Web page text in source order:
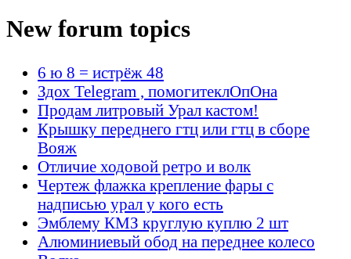
New forum topics
6 ю 8 = истрёж 48
Здох Telegram , помогитеклОпОна
Продам литровый Урал кастом!
Крышку переднего гтц или гтц в сборе
Вояж
Отличие ходовой ретро и волк
Чертеж флажка крепление фары с
надписью урал у кого есть
Эмблему КМЗ круглую куплю 2 шт
Алюминиевый обод на переднее колесо